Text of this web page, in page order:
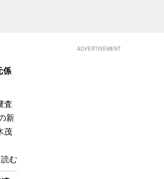
係
査
新
茂
む
ADVERTISEMENT